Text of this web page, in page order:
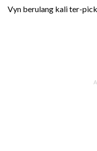
Vyn berulang kali ter-